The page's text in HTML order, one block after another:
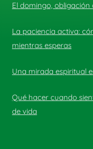
El domingo,
La paciencia activa:
mientras esperas
Una mirada espiritual
Qué hacer cuando
de vida